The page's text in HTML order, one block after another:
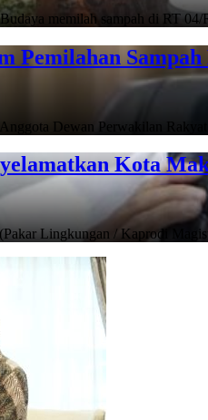
memilah sampah di RT 04/
Pemilahan
Dewan Perwakilan
Kota
Lingkungan / Kaprodi